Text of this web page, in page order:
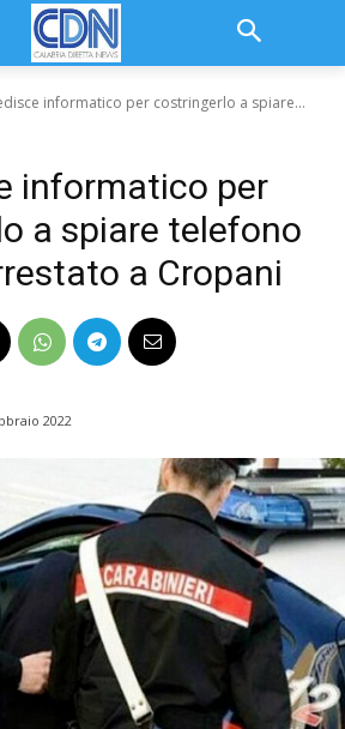
informatico per costringerlo a spiare...
informatico per
a spiare telefono
a Cropani
2022